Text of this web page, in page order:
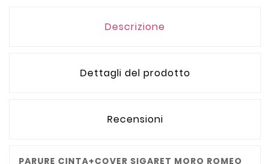
Descrizione
Dettagli del prodotto
Recensioni
PARURE CINTA+COVER SIGARET MORO ROMEO